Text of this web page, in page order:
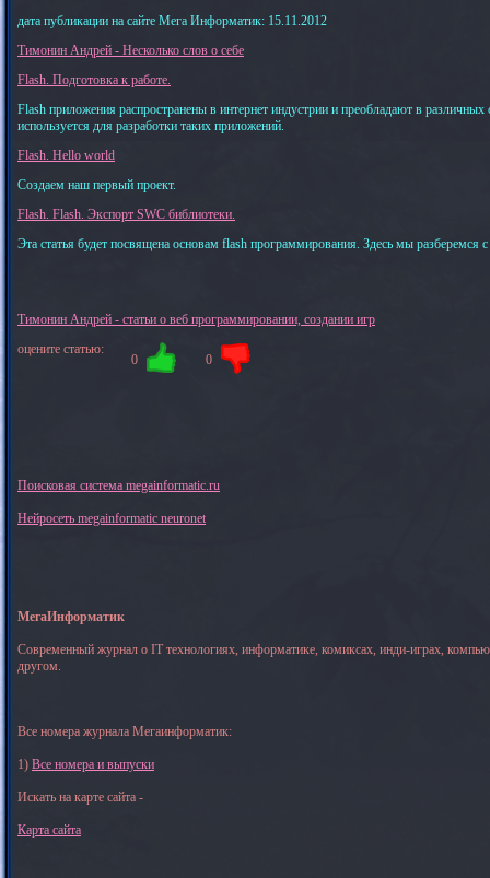
дата публикации на сайте Мега Информатик: 15.11.2012
Тимонин Андрей - Несколько слов о себе
Flash. Подготовка к работе.
Flash приложения распространены в интернет индустрии и преобладают в
используется для разработки таких приложений.
Flash. Hello world
Создаем наш первый проект.
Flash. Flash. Экспорт SWC библиотеки.
Эта статья будет посвящена основам flash программирования. Здесь мы разберемся
Тимонин Андрей - статьи о веб программировании, создании игр
оцените статью:
0 0
Поисковая система megainformatic.ru
Нейросеть megainformatic neuronet
МегаИнформатик
Современный журнал о IT технологиях, информатике, комиксах, инди-играх,
другом.
Все номера журнала Мегаинформатик:
1) Все номера и выпуски
Искать на карте сайта -
Карта сайта